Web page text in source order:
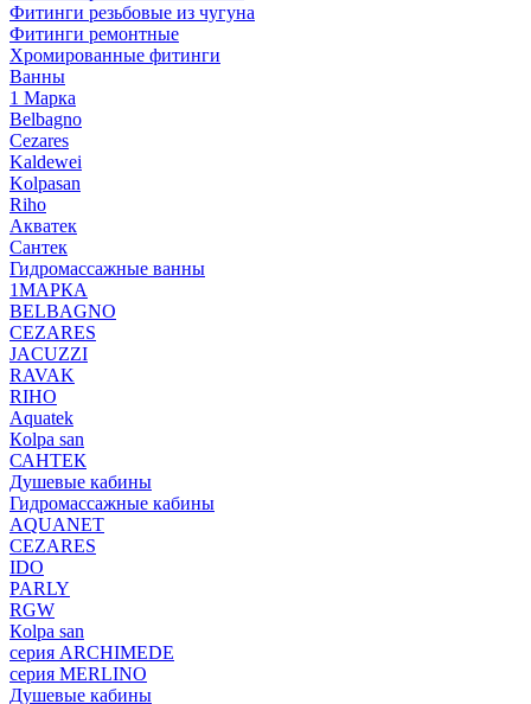
Фитинги резьбовые из чугуна
Фитинги ремонтные
Хромированные фитинги
Ванны
1 Марка
Belbagno
Cezares
Kaldewei
Kolpasan
Riho
Акватек
Сантек
Гидромассажные ванны
1МАРКА
BELBAGNO
CEZARES
JACUZZI
RAVAK
RIHO
Аquatek
Кolpa san
САНТЕК
Душевые кабины
Гидромассажные кабины
AQUANET
CEZARES
IDO
PARLY
RGW
Кolpa san
серия ARCHIMEDE
серия MERLINO
Душевые кабины